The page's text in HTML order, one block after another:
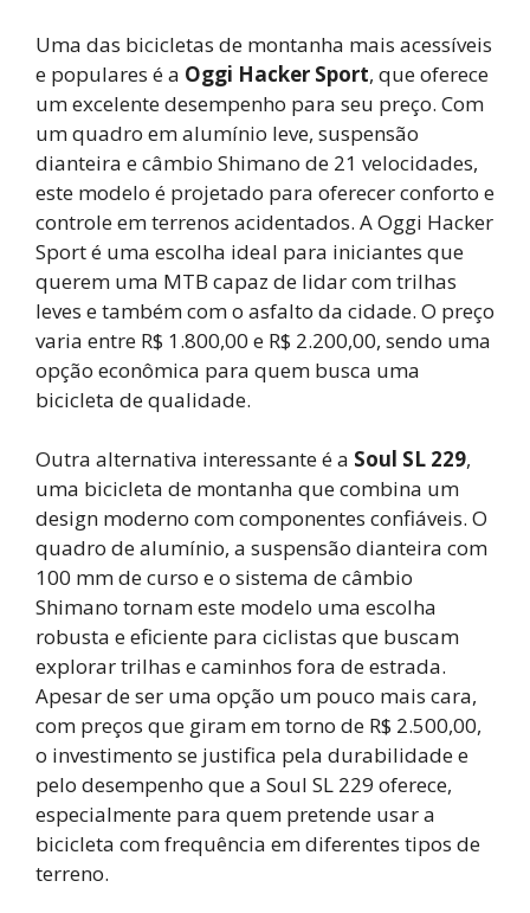
Uma das bicicletas de montanha mais acessíveis
e populares é a Oggi Hacker Sport, que oferece
um excelente desempenho para seu preço. Com
um quadro em alumínio leve, suspensão
dianteira e câmbio Shimano de 21 velocidades,
este modelo é projetado para oferecer conforto e
controle em terrenos acidentados. A Oggi Hacker
Sport é uma escolha ideal para iniciantes que
querem uma MTB capaz de lidar com trilhas
leves e também com o asfalto da cidade. O preço
varia entre R$ 1.800,00 e R$ 2.200,00, sendo uma
opção econômica para quem busca uma
bicicleta de qualidade.
Outra alternativa interessante é a Soul SL 229,
uma bicicleta de montanha que combina um
design moderno com componentes confiáveis. O
quadro de alumínio, a suspensão dianteira com
100 mm de curso e o sistema de câmbio
Shimano tornam este modelo uma escolha
robusta e eficiente para ciclistas que buscam
explorar trilhas e caminhos fora de estrada.
Apesar de ser uma opção um pouco mais cara,
com preços que giram em torno de R$ 2.500,00,
o investimento se justifica pela durabilidade e
pelo desempenho que a Soul SL 229 oferece,
especialmente para quem pretende usar a
bicicleta com frequência em diferentes tipos de
terreno.